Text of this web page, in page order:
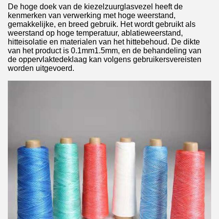
De hoge doek van de kiezelzuurglasvezel heeft de
kenmerken van verwerking met hoge weerstand,
gemakkelijke, en breed gebruik. Het wordt gebruikt als
weerstand op hoge temperatuur, ablatieweerstand,
hitteisolatie en materialen van het hittebehoud. De dikte
van het product is 0.1mm1.5mm, en de behandeling van
de oppervlaktedeklaag kan volgens gebruikersvereisten
worden uitgevoerd.